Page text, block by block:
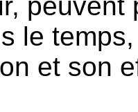
le
et son